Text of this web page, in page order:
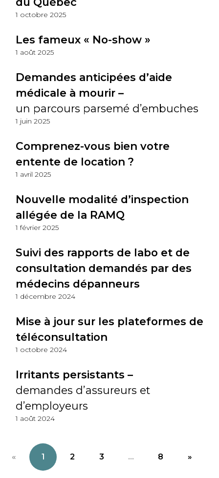
1 octobre 2025
Les fameux « No-show »
1 août 2025
Demandes anticipées d’aide
médicale à mourir –
un parcours parsemé d’embuches
1 juin 2025
Comprenez-vous bien votre
entente de location ?
1 avril 2025
Nouvelle modalité d’inspection
allégée de la RAMQ
1 février 2025
Suivi des rapports de labo et de
consultation demandés par des
médecins dépanneurs
1 décembre 2024
Mise à jour sur les plateformes de
téléconsultation
1 octobre 2024
Irritants persistants –
demandes d’assureurs et
d’employeurs
1 août 2024
« 1 2 3 ... 8 »